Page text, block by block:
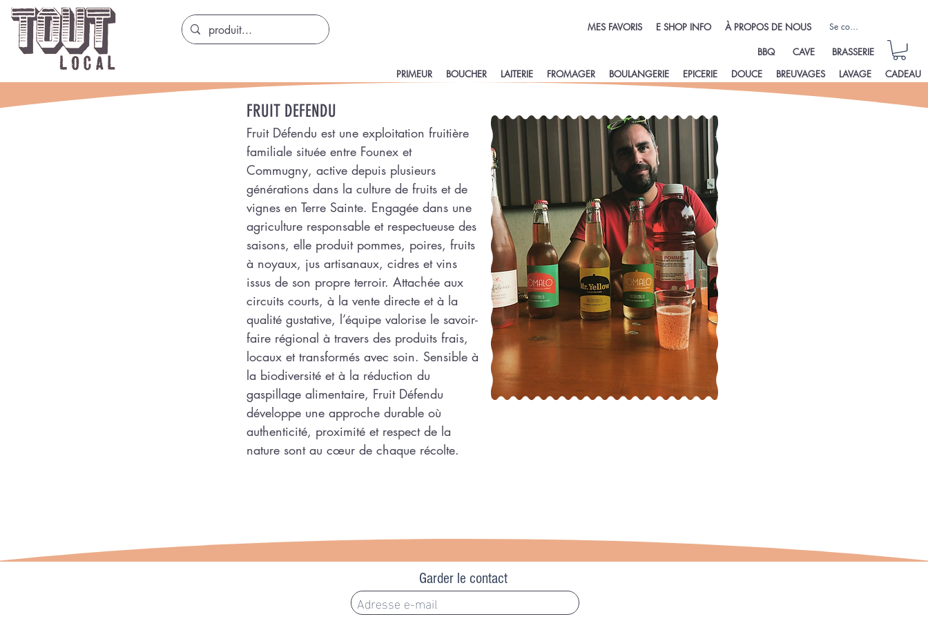
MES FAVORIS E SHOP INFO À PROPOS DE NOUS Se connecter
BBQ CAVE
BRASSERIE
PRIMEUR
BOUCHER LAITERIE FROMAGER BOULANGERIE EPICERIE DOUCE BREUVAGES LAVAGE CADEAU
FRUIT DEFENDU
Fruit Défendu est une exploitation fruitière
familiale située entre Founex et
Commugny, active depuis plusieurs
générations dans la culture de fruits et de
vignes en Terre Sainte. Engagée dans une
agriculture responsable et respectueuse des
saisons, elle produit pommes, poires, fruits
à noyaux, jus artisanaux, cidres et vins
issus de son propre terroir. Attachée aux
circuits courts, à la vente directe et à la
qualité gustative, l’équipe valorise le savoir-
faire régional à travers des produits frais,
locaux et transformés avec soin. Sensible à
la biodiversité et à la réduction du
gaspillage alimentaire, Fruit Défendu
développe une approche durable où
authenticité, proximité et respect de la
nature sont au cœur de chaque récolte.
Garder le contact